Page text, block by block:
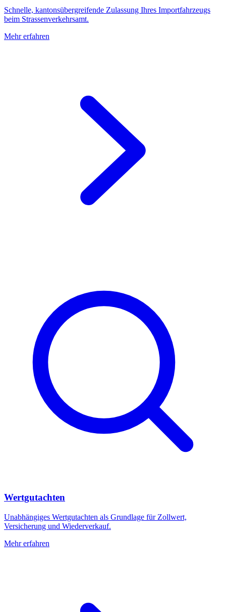
Schnelle, kantonsübergreifende Zulassung Ihres Importfahrzeugs
beim Strassenverkehrsamt.
Mehr erfahren
Wertgutachten
Unabhängiges Wertgutachten als Grundlage für Zollwert,
Versicherung und Wiederverkauf.
Mehr erfahren